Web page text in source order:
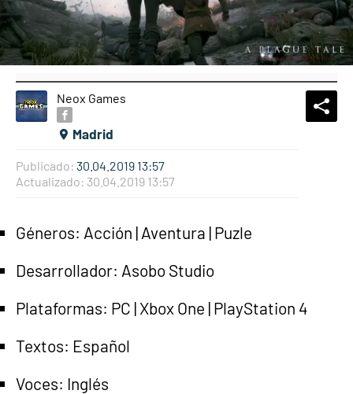
Neox Games
Madrid
Publicado: 30.04.2019 13:57
Actualizado: 30.04.2019 13:57
Géneros: Acción | Aventura | Puzle
Desarrollador: Asobo Studio
Plataformas: PC | Xbox One | PlayStation 4
Textos: Español
Voces: Inglés